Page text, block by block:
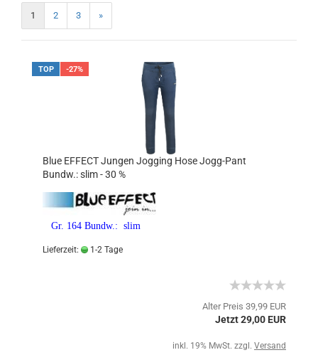
1 2 3 »
TOP -27%
Blue EFFECT Jungen Jogging Hose Jogg-Pant
Bundw.: slim - 30 %
Gr. 164 Bundw.: slim
Lieferzeit: 1-2 Tage
Alter Preis 39,99 EUR
Jetzt 29,00 EUR
inkl. 19% MwSt. zzgl. Versand